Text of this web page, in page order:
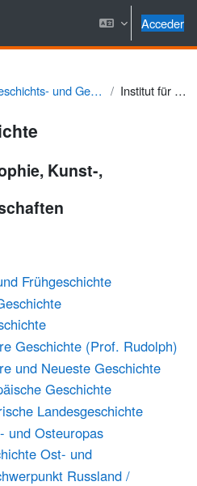
Acceder
Philosophie, Kunst-, Geschichts- und Gesellschaftswissenschaften Institut für Geschichte
Kunst-,
Frühgeschichte
Geschichte (Prof. Rudolph)
und Neueste Geschichte
Geschichte
Landesgeschichte
und Osteuropas
Ost- und
Russland /